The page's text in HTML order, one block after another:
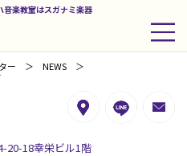
音楽教室はスガナミ楽器
ー
NEWS
20-18幸栄ビル1階